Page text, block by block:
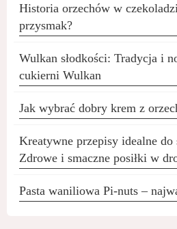
Historia orzechów w
przysmak?
Wulkan słodkości: Tradycja i
cukierni Wulkan
Jak wybrać dobry krem z
Kreatywne przepisy idealne do
Zdrowe i smaczne posiłki w
Pasta waniliowa Pi-nuts –